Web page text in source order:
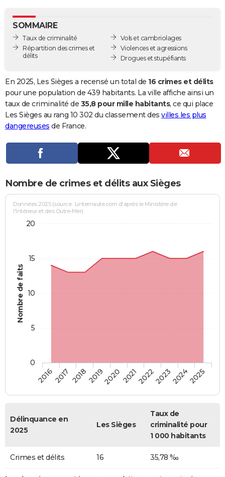
GUIDES D'ACHAT
BONS PLANS
Carte de Noël
Carte Bonne année
Carte Saint-Valentin
Carte Pâques
Carte d'anniversaire
DICTIONNAIRE
Dictionnaire
Biographies
Citations
Expressions
Proverbes
PROGRAMME TV
Se connecter
Entreprises
Service militaire
Avis de recherche
AVIS DE DÉCÈS
Bricolage
Lifestyle
Culture
Sport
Auto
Television
Voyage
Cinema
SOMMAIRE
Taux de criminalité
Répartition des crimes et
délits
Vols et cambriolages
Violences et agressions
Drogues et stupéfiants
En 2025, Les Sièges a recensé un total de 16 crimes et délits
pour une population de 439 habitants. La ville affiche ainsi un
taux de criminalité de 35,8 pour mille habitants, ce qui place
Les Sièges au rang 10 302 du classement des villes les plus
dangereuses de France.
Nombre de crimes et délits aux Sièges
Nombre de faits
Données 2025 (source : Linternaute.com d'après le Ministère de
l'Intérieur et des Outre-Mer)
20162017 20182019202020212022202320242025
0
5
10
15
20
Délinquance en
2025
Les Sièges
Taux de
criminalité pour
1 000 habitants
Crimes et délits 16 35,78 ‰